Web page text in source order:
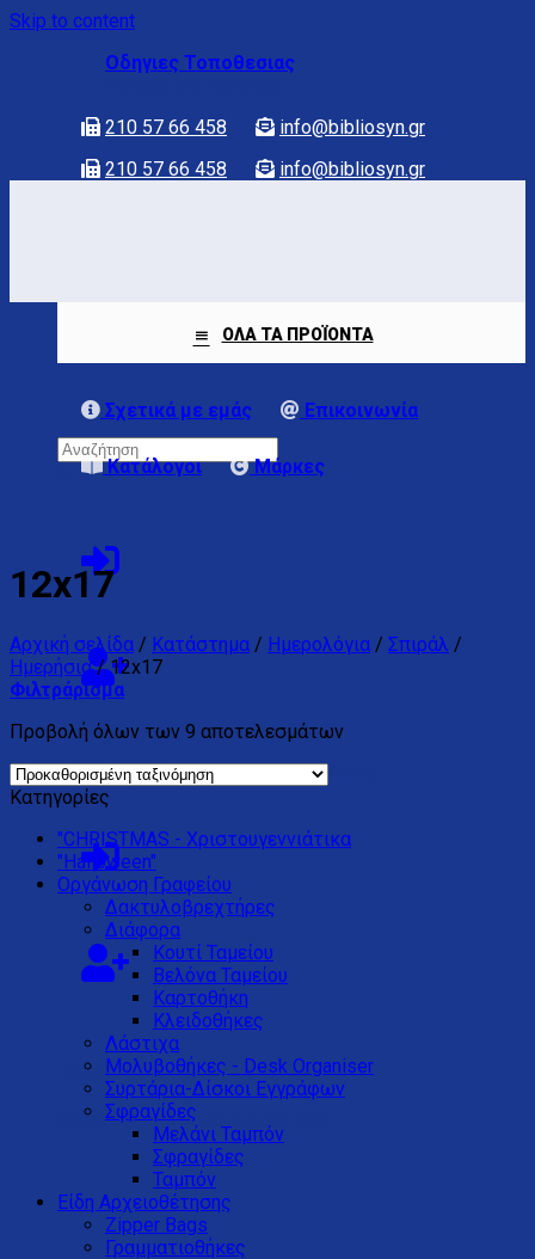
Skip to content
Οδηγιες Τοποθεσιας
210 57 66 458
info@bibliosyn.gr
210 57 66 458
info@bibliosyn.gr
Κανένα προϊόν στο καλάθι σας.
Καλάθι
Κανένα προϊόν στο καλάθι σας.
ΟΛΑ ΤΑ ΠΡΟΪΟΝΤΑ
Σχετικά με εμάς Επικοινωνία
Κατάλογοι Μάρκες
12x17
Αρχική σελίδα / Κατάστημα / Ημερολόγια / Σπιράλ /
Ημερήσια /12x17
Φιλτράρισμα
Προβολή όλων των 9 αποτελεσμάτων
Κατηγορίες
"CHRISTMAS - Χριστουγεννιάτικα
"Halloween"
Oργάνωση Γραφείου
Δακτυλοβρεχτήρες
Διάφορα
Kουτί Ταμείου
Βελόνα Ταμείου
Καρτοθήκη
Κλειδοθήκες
Λάστιχα
Μολυβοθήκες - Desk Organiser
Συρτάρια-Δίσκοι Eγγράφων
Σφραγίδες
Μελάνι Ταμπόν
Σφραγίδες
Ταμπόν
Είδη Αρχειοθέτησης
Zipper Bags
Γραμματιοθήκες